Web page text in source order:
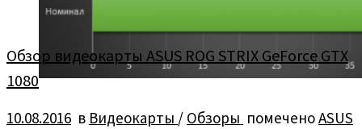
Обзор видеокарты ASUS ROG STRIX GeForce GTX
1080
10.08.2016 в Видеокарты / Обзоры помеченоASUS